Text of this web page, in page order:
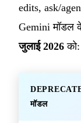
edits, ask/
Gemini मॉडल
जुलाई 2026 को:
मॉडल